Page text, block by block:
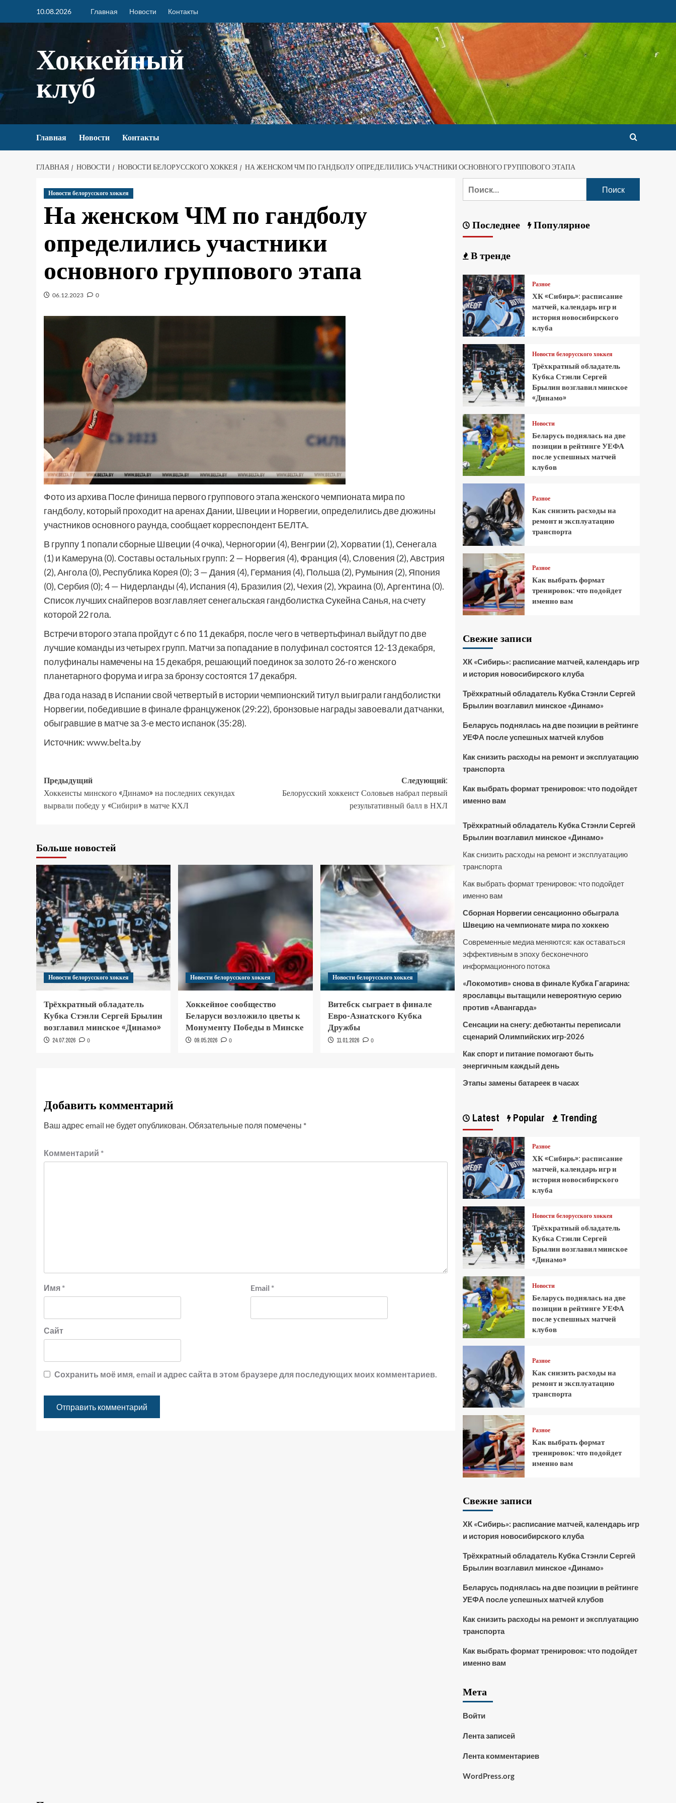
10.08.2026 Главная Новости Контакты
Хоккейный
клуб
Главная Новости Контакты
ГЛАВНАЯ НОВОСТИ НОВОСТИ БЕЛОРУССКОГО ХОККЕЯ НА ЖЕНСКОМ ЧМ ПО ГАНДБОЛУ ОПРЕДЕЛИЛИСЬ УЧАСТНИКИ ОСНОВНОГО ГРУППОВОГО ЭТАПА
Новости белорусского хоккея
На женском ЧМ по гандболу
определились участники
основного группового этапа
06.12.2023 0
Фото из архива После финиша первого группового этапа женского чемпионата мира по
гандболу, который проходит на аренах Дании, Швеции и Норвегии, определились две дюжины
участников основного раунда, сообщает корреспондент БЕЛТА.
В группу 1 попали сборные Швеции (4 очка), Черногории (4), Венгрии (2), Хорватии (1), Сенегала
(1) и Камеруна (0). Составы остальных групп: 2 — Норвегия (4), Франция (4), Словения (2), Австрия
(2), Ангола (0), Республика Корея (0); 3 — Дания (4), Германия (4), Польша (2), Румыния (2), Япония
(0), Сербия (0); 4 — Нидерланды (4), Испания (4), Бразилия (2), Чехия (2), Украина (0), Аргентина (0).
Список лучших снайперов возглавляет сенегальская гандболистка Сукейна Санья, на счету
которой 22 гола.
Встречи второго этапа пройдут с 6 по 11 декабря, после чего в четвертьфинал выйдут по две
лучшие команды из четырех групп. Матчи за попадание в полуфинал состоятся 12-13 декабря,
полуфиналы намечены на 15 декабря, решающий поединок за золото 26-го женского
планетарного форума и игра за бронзу состоятся 17 декабря.
Два года назад в Испании свой четвертый в истории чемпионский титул выиграли гандболистки
Норвегии, победившие в финале француженок (29:22), бронзовые награды завоевали датчанки,
обыгравшие в матче за 3-е место испанок (35:28).
Источник:www.belta.by
Предыдущий
Хоккеисты минского «Динамо» на последних секундах
вырвали победу у «Сибири» в матче КХЛ
Следующий:
Белорусский хоккеист Соловьев набрал первый
результативный балл в НХЛ
Больше новостей
Новости белорусского хоккея
Трёхкратный обладатель
Кубка Стэнли Сергей Брылин
возглавил минское «Динамо»
24.07.2026 0
Новости белорусского хоккея
Хоккейное сообщество
Беларуси возложило цветы к
Монументу Победы в Минске
09.05.2026 0
Новости белорусского хоккея
Витебск сыграет в финале
Евро-Азиатского Кубка
Дружбы
11.01.2026 0
Добавить комментарий
Ваш адрес email не будет опубликован.Обязательные поля помечены *
Комментарий *
Имя * Email *
Сайт
Сохранить моё имя, email и адрес сайта в этом браузере для последующих моих комментариев.
Последнее Популярное
В тренде
Разное
ХК «Сибирь»: расписание
матчей, календарь игр и
история новосибирского
клуба
Новости белорусского хоккея
Трёхкратный обладатель
Кубка Стэнли Сергей
Брылин возглавил минское
«Динамо»
Новости
Беларусь поднялась на две
позиции в рейтинге УЕФА
после успешных матчей
клубов
Разное
Как снизить расходы на
ремонт и эксплуатацию
транспорта
Разное
Как выбрать формат
тренировок: что подойдет
именно вам
Свежие записи
ХК «Сибирь»: расписание матчей, календарь игр
и история новосибирского клуба
Трёхкратный обладатель Кубка Стэнли Сергей
Брылин возглавил минское «Динамо»
Беларусь поднялась на две позиции в рейтинге
УЕФА после успешных матчей клубов
Как снизить расходы на ремонт и эксплуатацию
транспорта
Как выбрать формат тренировок: что подойдет
именно вам
Трёхкратный обладатель Кубка Стэнли Сергей
Брылин возглавил минское «Динамо»
Как снизить расходы на ремонт и эксплуатацию
транспорта
Как выбрать формат тренировок: что подойдет
именно вам
Сборная Норвегии сенсационно обыграла
Швецию на чемпионате мира по хоккею
Современные медиа меняются: как оставаться
эффективным в эпоху бесконечного
информационного потока
«Локомотив» снова в финале Кубка Гагарина:
ярославцы вытащили невероятную серию
против «Авангарда»
Сенсации на снегу: дебютанты переписали
сценарий Олимпийских игр-2026
Как спорт и питание помогают быть
энергичным каждый день
Этапы замены батареек в часах
Latest Popular Trending
Разное
ХК «Сибирь»: расписание
матчей, календарь игр и
история новосибирского
клуба
Новости белорусского хоккея
Трёхкратный обладатель
Кубка Стэнли Сергей
Брылин возглавил минское
«Динамо»
Новости
Беларусь поднялась на две
позиции в рейтинге УЕФА
после успешных матчей
клубов
Разное
Как снизить расходы на
ремонт и эксплуатацию
транспорта
Разное
Как выбрать формат
тренировок: что подойдет
именно вам
Свежие записи
ХК «Сибирь»: расписание матчей, календарь игр
и история новосибирского клуба
Трёхкратный обладатель Кубка Стэнли Сергей
Брылин возглавил минское «Динамо»
Беларусь поднялась на две позиции в рейтинге
УЕФА после успешных матчей клубов
Как снизить расходы на ремонт и эксплуатацию
транспорта
Как выбрать формат тренировок: что подойдет
именно вам
Мета
Войти
Лента записей
Лента комментариев
WordPress.org